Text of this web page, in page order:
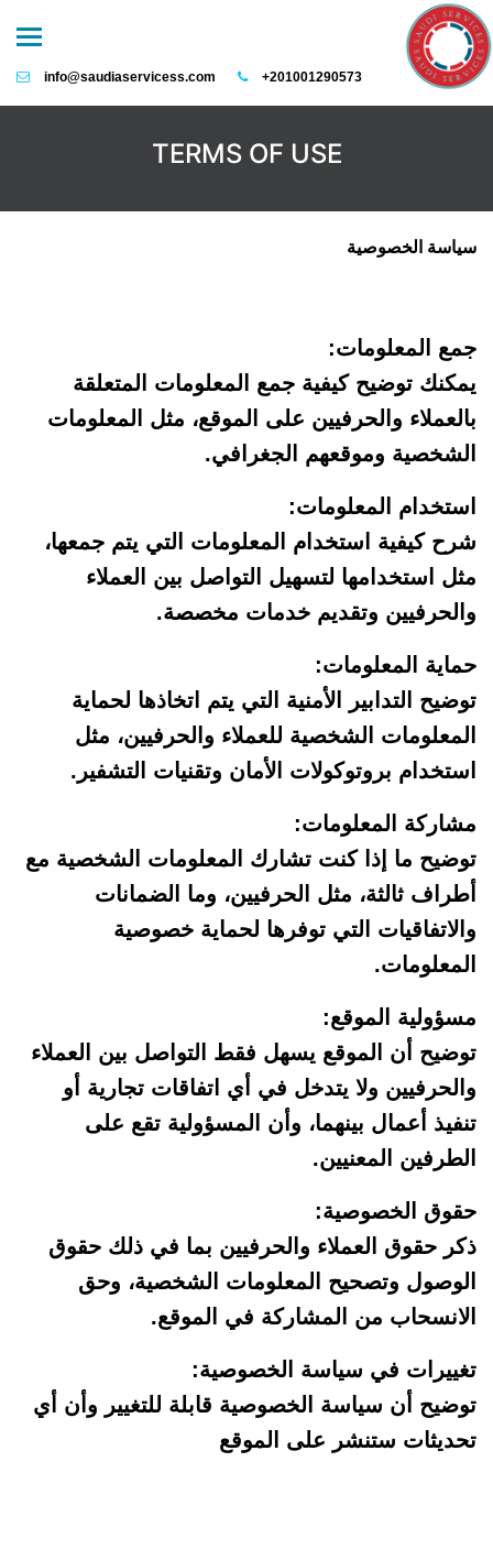
info@saudiaservicess.com +201001290573
TERMS OF USE
سياسة الخصوصية
جمع المعلومات:
يمكنك توضيح كيفية جمع المعلومات المتعلقة
بالعملاء والحرفيين على الموقع، مثل المعلومات
الشخصية وموقعهم الجغرافي.
استخدام المعلومات:
شرح كيفية استخدام المعلومات التي يتم جمعها،
مثل استخدامها لتسهيل التواصل بين العملاء
والحرفيين وتقديم خدمات مخصصة.
حماية المعلومات:
توضيح التدابير الأمنية التي يتم اتخاذها لحماية
المعلومات الشخصية للعملاء والحرفيين، مثل
استخدام بروتوكولات الأمان وتقنيات التشفير.
مشاركة المعلومات:
توضيح ما إذا كنت تشارك المعلومات الشخصية مع
أطراف ثالثة، مثل الحرفيين، وما الضمانات
والاتفاقيات التي توفرها لحماية خصوصية
المعلومات.
مسؤولية الموقع:
توضيح أن الموقع يسهل فقط التواصل بين العملاء
والحرفيين ولا يتدخل في أي اتفاقات تجارية أو
تنفيذ أعمال بينهما، وأن المسؤولية تقع على
الطرفين المعنيين.
حقوق الخصوصية:
ذكر حقوق العملاء والحرفيين بما في ذلك حقوق
الوصول وتصحيح المعلومات الشخصية، وحق
الانسحاب من المشاركة في الموقع.
تغييرات في سياسة الخصوصية:
توضيح أن سياسة الخصوصية قابلة للتغيير وأن أي
تحديثات ستنشر على الموقع